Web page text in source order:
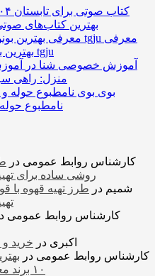
بهترین کتاب‌های
معرفی
بهترین بونوس‌های فارکس در سایت tgju
آموزش خصوصی شنا در
منزل: راهی
بوی
نامطبوع حوله
کارشناس روابط عمومی در
روشی ساده برای
شمیم در طرز تهیه قهوه با
کارشناس روابط عمومی
اکبری در خرید
کارشناس روابط عمومی در
۱۰ برند معتبر آجیل و خشکبار در ایران